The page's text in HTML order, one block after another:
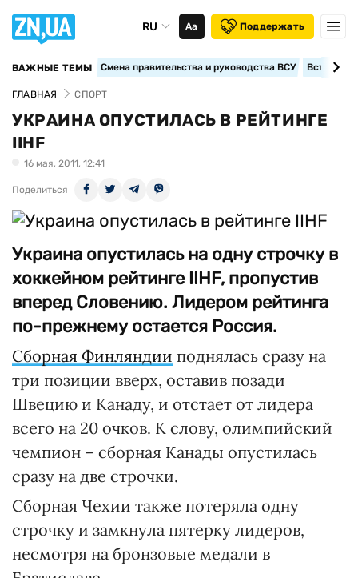
RU Аа Поддержать
ВАЖНЫЕ ТЕМЫ Смена правительства и руководства ВСУ
ГЛАВНАЯ СПОРТ
УКРАИНА ОПУСТИЛАСЬ В РЕЙТИНГЕ
IIHF
16 мая, 2011, 12:41
Поделиться
Украина опустилась на одну строчку в
хоккейном рейтинге IIHF, пропустив
вперед Словению. Лидером рейтинга
по-прежнему остается Россия.
Сборная Финляндии поднялась сразу на
три позиции вверх, оставив позади
Швецию и Канаду, и отстает от лидера
всего на 20 очков. К слову, олимпийский
чемпион – сборная Канады опустилась
сразу на две строчки.
Сборная Чехии также потеряла одну
строчку и замкнула пятерку лидеров,
несмотря на бронзовые медали в